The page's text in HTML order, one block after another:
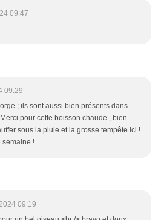
09:47
09:29
; ils sont aussi bien présents dans
pour cette boisson chaude , bien
sous la pluie et la grosse tempête ici !
semaine !
09:19